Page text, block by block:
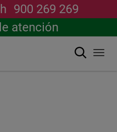
900 269 269
atención
搜索